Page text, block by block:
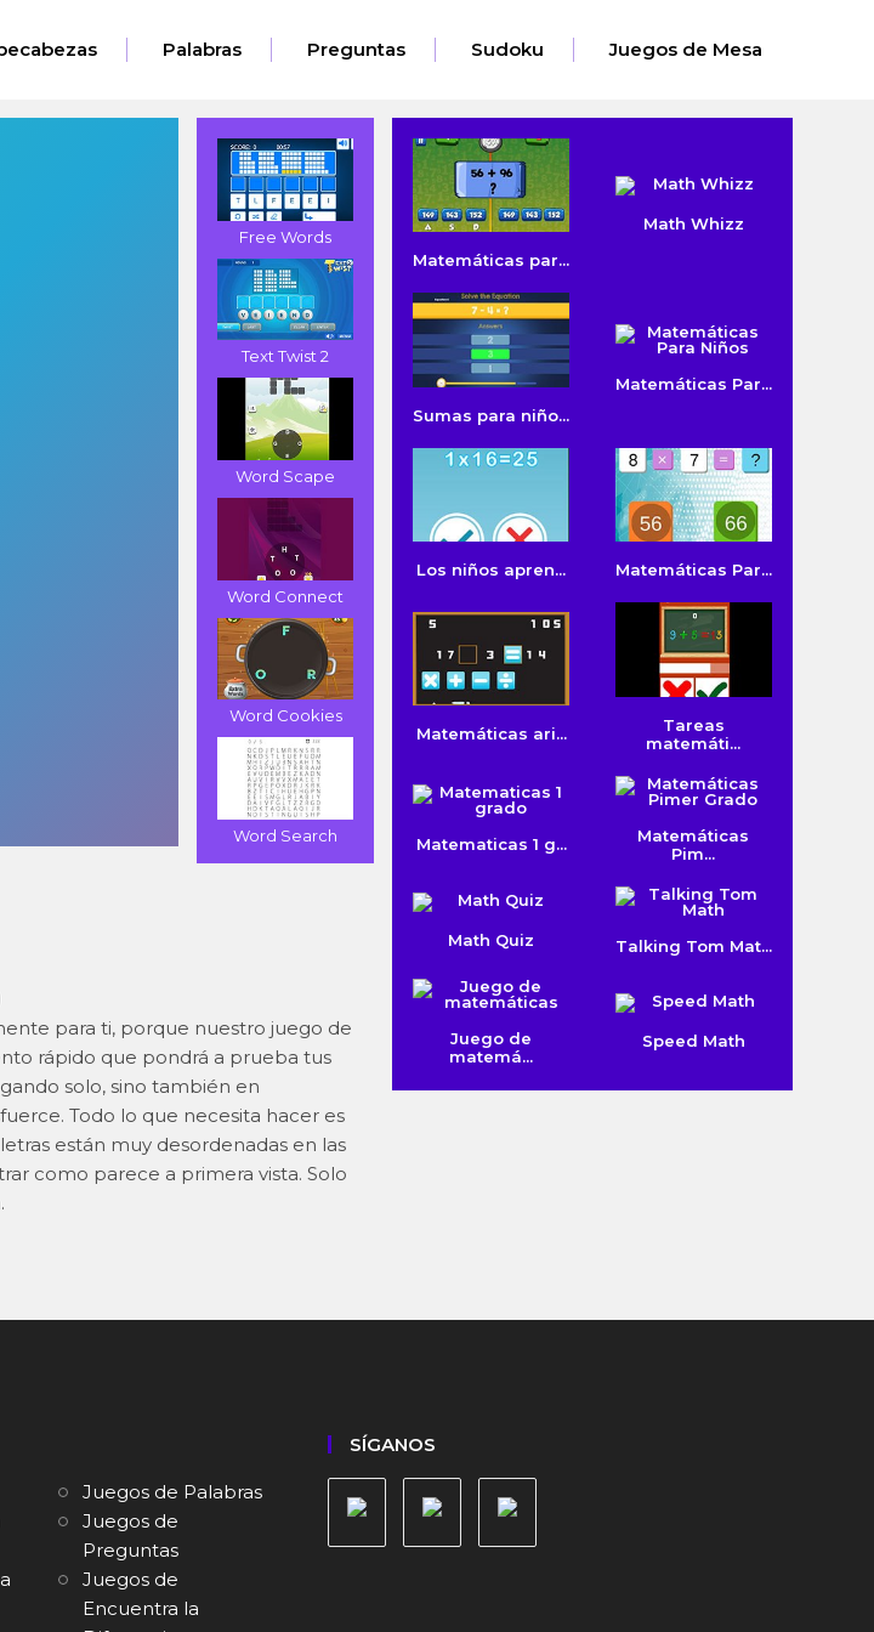
Palabras Preguntas Sudoku Juegos de Mesa
Free Words
Text Twist 2
Word Scape
Word Connect
Word Cookies
Word Search
para ti, porque nuestro juego de
rápido que pondrá a prueba tus
solo, sino también en
Todo lo que necesita hacer es
están muy desordenadas en las
como parece a primera vista. Solo
Matemáticas par...
Math Whizz
Sumas para niño...
Matemáticas Par...
Los niños apren... Matemáticas Par...
Matemáticas ari...
Tareas
matemáti...
Matematicas 1 g...
Matemáticas
Pim...
Math Quiz Talking Tom Mat...
Juego de
matemá...
Speed Math
Juegos de Palabras
Juegos de
Preguntas
Juegos de
Encuentra la
SÍGANOS